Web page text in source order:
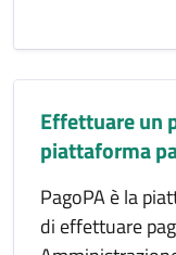
Effettuare un
piattaforma
PagoPA è la
di effettuare